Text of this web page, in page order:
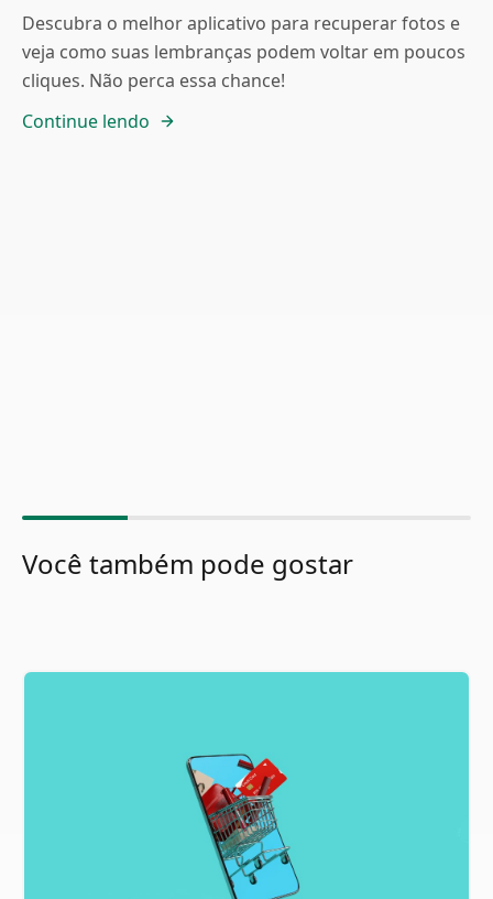
Descubra o melhor aplicativo para recuperar fotos e
veja como suas lembranças podem voltar em poucos
cliques. Não perca essa chance!
Continue lendo
Você também pode gostar